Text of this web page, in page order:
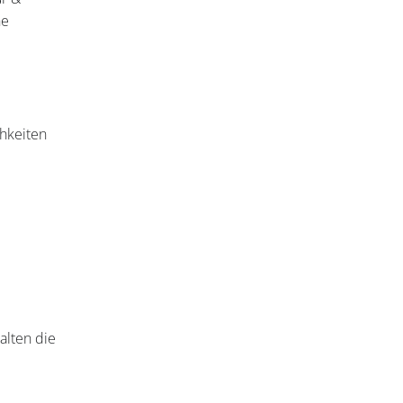
die